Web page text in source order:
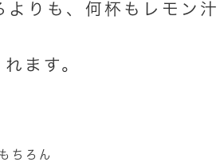
りも、何杯もレモン汁
ます。
ちろん